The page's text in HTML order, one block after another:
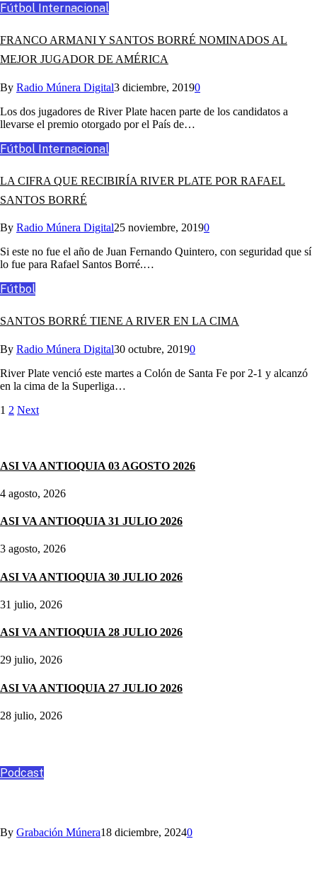
Fútbol Internacional
FRANCO ARMANI Y SANTOS BORRÉ NOMINADOS AL
MEJOR JUGADOR DE AMÉRICA
By Radio Múnera Digital3 diciembre, 20190
Los dos jugadores de River Plate hacen parte de los candidatos a
llevarse el premio otorgado por el País de…
Fútbol Internacional
LA CIFRA QUE RECIBIRÍA RIVER PLATE POR RAFAEL
SANTOS BORRÉ
By Radio Múnera Digital25 noviembre, 20190
Si este no fue el año de Juan Fernando Quintero, con seguridad que sí
lo fue para Rafael Santos Borré.…
Fútbol
SANTOS BORRÉ TIENE A RIVER EN LA CIMA
By Radio Múnera Digital30 octubre, 20190
River Plate venció este martes a Colón de Santa Fe por 2-1 y alcanzó
en la cima de la Superliga…
1 2 Next
ASI VA ANTIOQUIA 03 AGOSTO 2026
4 agosto, 2026
ASI VA ANTIOQUIA 31 JULIO 2026
3 agosto, 2026
ASI VA ANTIOQUIA 30 JULIO 2026
31 julio, 2026
ASI VA ANTIOQUIA 28 JULIO 2026
29 julio, 2026
ASI VA ANTIOQUIA 27 JULIO 2026
28 julio, 2026
Podcast
By Grabación Múnera18 diciembre, 20240